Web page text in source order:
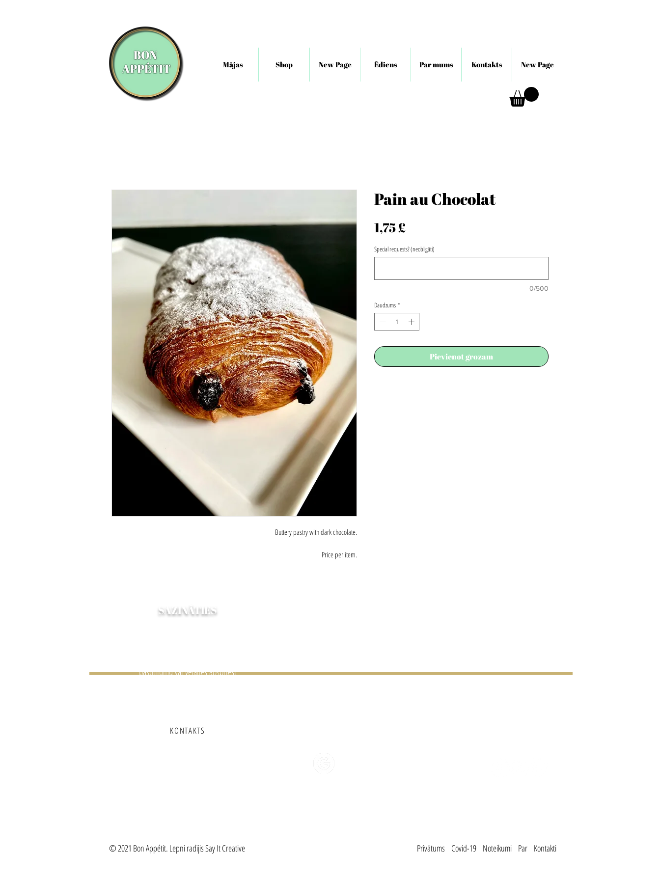
Mājas Shop New Page Ēdiens Par mums Kontakts New Page
Buttery pastry with dark chocolate.
Price per item.
Pain au Chocolat
1,75 £Cena
Special requests? (neobligāti)
0/500
Daudzums *
Pievienot grozam
SAZINĀTIES
pasūtījumu vai vēlaties apspriest
KONTAKTS
© 2021 Bon Appétit. Lepni radījis Say It Creative Privātums Covid-19 Noteikumi Par Kontakti